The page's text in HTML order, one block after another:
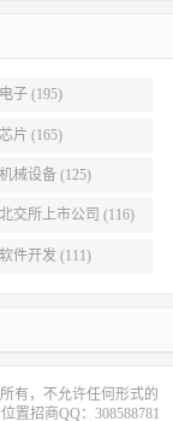
电子 (195)
芯片 (165)
机械设备 (125)
北交所上市公司 (116)
软件开发 (111)
有，不允许任何形式的
置招商QQ：308588781